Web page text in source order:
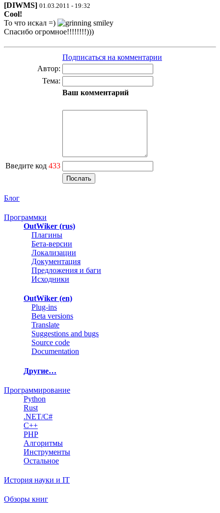
[DIWMS] 01.03.2011 - 19:32
Cool!
То что искал =)
Спасибо огромное!!!!!!!!)))
Подписаться на комментарии
Автор:
Тема:
Ваш комментарий
Введите код 433
Блог
Программки
OutWiker (rus)
Плагины
Бета-версии
Локализации
Документация
Предложения и баги
Исходники
OutWiker (en)
Plug-ins
Beta versions
Translate
Suggestions and bugs
Source code
Documentation
Другие…
Программирование
Python
Rust
.NET/C#
C++
PHP
Алгоритмы
Инструменты
Остальное
История науки и IT
Обзоры книг